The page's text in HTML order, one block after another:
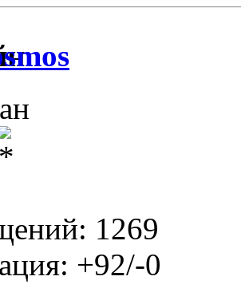
1269
+92/-0